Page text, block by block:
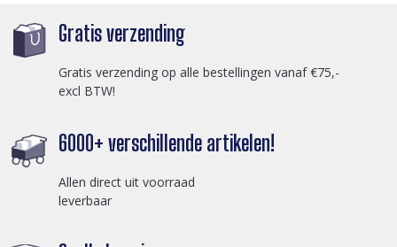
Gratis verzending
Gratis verzending op alle bestellingen vanaf €75,-
excl BTW!
6000+ verschillende artikelen!
Allen direct uit voorraad
leverbaar